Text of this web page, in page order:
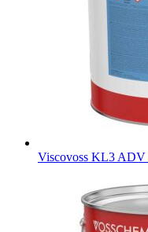
Viscovoss KL3 ADV